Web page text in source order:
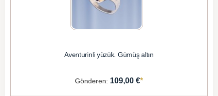
Aventurinli yüzük. Gümüş altın
Gönderen: 109,00 €*